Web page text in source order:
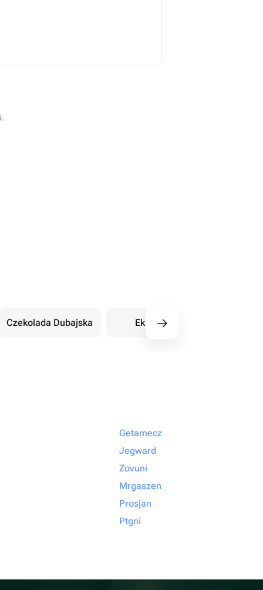
Czekolada Dubajska Eklery
Getamecz
Jegward
Zovuni
Mrgaszen
Prosjan
Ptgni